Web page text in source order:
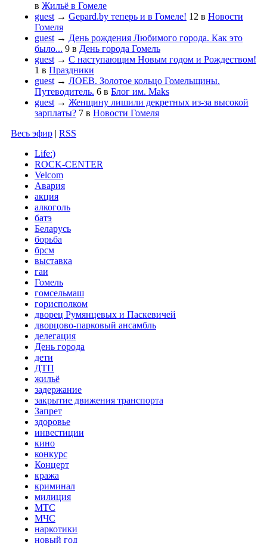
в Жильё в Гомеле
guest → Gepard.by теперь и в Гомеле! 12 в Новости
Гомеля
guest → День рождения Любимого города. Как это
было... 9 в День города Гомель
guest → С наступающим Новым годом и Рождеством!
1 в Праздники
guest → ЛОЕВ. Золотое кольцо Гомельщины.
Путеводитель. 6 в Блог им. Maks
guest → Женщину лишили декретных из-за высокой
зарплаты? 7 в Новости Гомеля
Весь эфир | RSS
Life:)
ROCK-CENTER
Velcom
Авария
акция
алкоголь
батэ
Беларусь
борьба
брсм
выставка
гаи
Гомель
гомсельмаш
горисполком
дворец Румянцевых и Паскевичей
дворцово-парковый ансамбль
делегация
День города
дети
ДТП
жильё
задержание
закрытие движения транспорта
Запрет
здоровье
инвестиции
кино
конкурс
Концерт
кража
криминал
милиция
МТС
МЧС
наркотики
новый год